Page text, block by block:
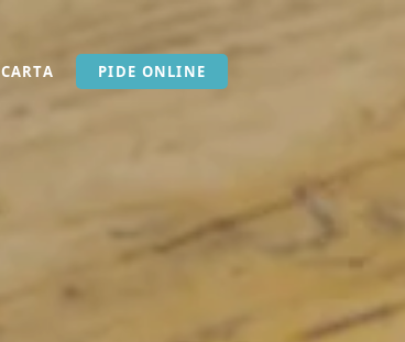
CARTA PIDE ONLINE